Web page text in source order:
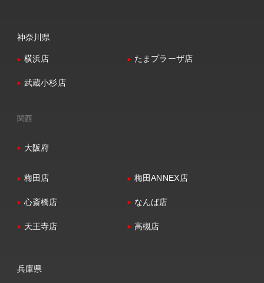
神奈川県
横浜店 たまプラーザ店
武蔵小杉店
関西
大阪府
梅田店 梅田ANNEX店
心斎橋店 なんば店
天王寺店 高槻店
兵庫県